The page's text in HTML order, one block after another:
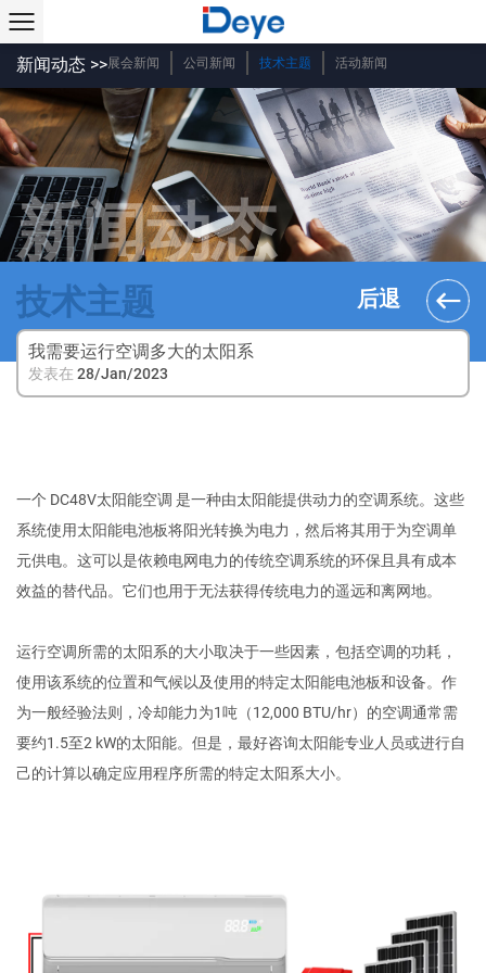
新闻动态 >>展会新闻 公司新闻 技术主题 活动新闻
新闻动态
技术主题 后退
我需要运行空调多大的太阳系
发表在 28/Jan/2023
一个 DC48V太阳能空调 是一种由太阳能提供动力的空调系统。这些
系统使用太阳能电池板将阳光转换为电力，然后将其用于为空调单
元供电。这可以是依赖电网电力的传统空调系统的环保且具有成本
效益的替代品。它们也用于无法获得传统电力的遥远和离网地。
运行空调所需的太阳系的大小取决于一些因素，包括空调的功耗，
使用该系统的位置和气候以及使用的特定太阳能电池板和设备。作
为一般经验法则，冷却能力为1吨（12,000 BTU/hr）的空调通常需
要约1.5至2 kW的太阳能。但是，最好咨询太阳能专业人员或进行自
己的计算以确定应用程序所需的特定太阳系大小。